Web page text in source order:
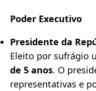
Poder Executivo
Presidente da
Eleito por sufrágio
de 5 anos. O
representativas e